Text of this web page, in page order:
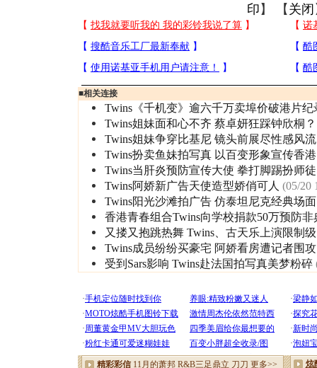
印 】 【 关闭
■相关连接
Twins《千机变》逾六千万卖埠价破港片纪
Twins姐妹面和心不齐 蔡卓妍狂踩钟欣桐？
Twins姐妹争穿比基尼 镜头前展尽性感风流
Twins扮卖鱼妹拍写真 以百变形象宣传香港
Twins当肝炎预防宣传大使 拳打脚踢扮师徒
Twins阿娇新广告天使造型娇俏可人 (05/20
Twins阳光沙滩拍广告 仿泰坦尼克经典场面
香港青春组合Twins向学校捐款50万预防非
又搂又抱跳热舞 Twins、古天乐上演限制级
Twins成员纷纷买豪宅 阿娇看房遭记者围攻
受到Sars影响 Twins赴法国拍写真美梦粉碎